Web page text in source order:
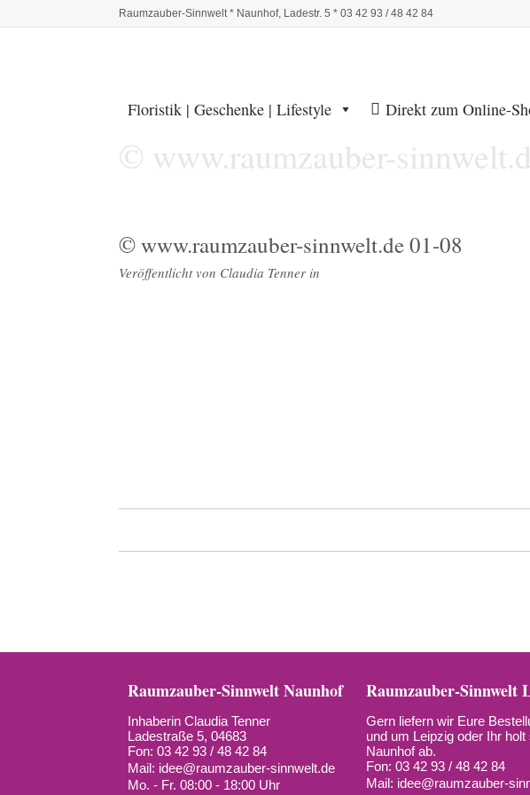
Raumzauber-Sinnwelt * Naunhof, Ladestr. 5 * 03 42 93 / 48 42 84
Floristik | Geschenke | Lifestyle Direkt zum Online-
© www.raumzauber-
© www.raumzauber-sinnwelt.de 01-08
Veröffentlicht von Claudia Tenner in
Raumzauber-Sinnwelt Naunhof
Inhaberin Claudia Tenner
Ladestraße 5, 04683
Fon: 03 42 93 / 48 42 84
Mail: idee@raumzauber-sinnwelt.de
Mo. - Fr. 08:00 - 18:00 Uhr
Raumzauber-Sinnwelt
Gern liefern wir Eure
und um Leipzig oder Ihr holt
Naunhof ab.
Fon: 03 42 93 / 48 42 84
Mail: idee@raumzauber-